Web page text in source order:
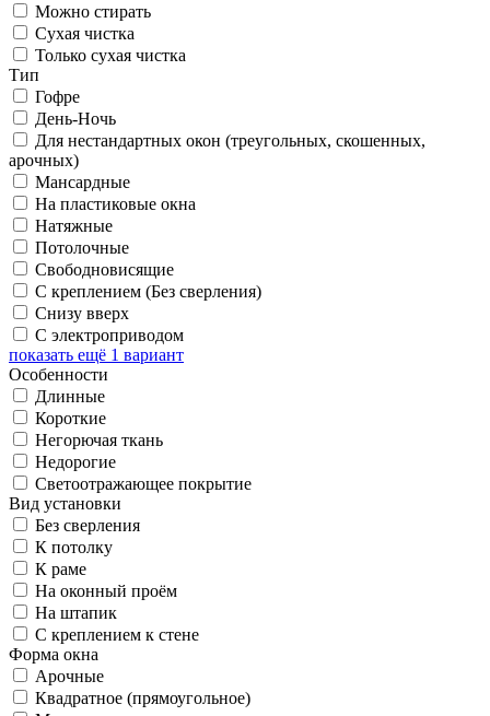
Можно стирать
Сухая чистка
Только сухая чистка
Тип
Гофре
День-Ночь
Для нестандартных окон (треугольных, скошенных,
арочных)
Мансардные
На пластиковые окна
Натяжные
Потолочные
Свободновисящие
С креплением (Без сверления)
Снизу вверх
С электроприводом
показать ещё 1 вариант
Особенности
Длинные
Короткие
Негорючая ткань
Недорогие
Светоотражающее покрытие
Вид установки
Без сверления
К потолку
К раме
На оконный проём
На штапик
С креплением к стене
Форма окна
Арочные
Квадратное (прямоугольное)